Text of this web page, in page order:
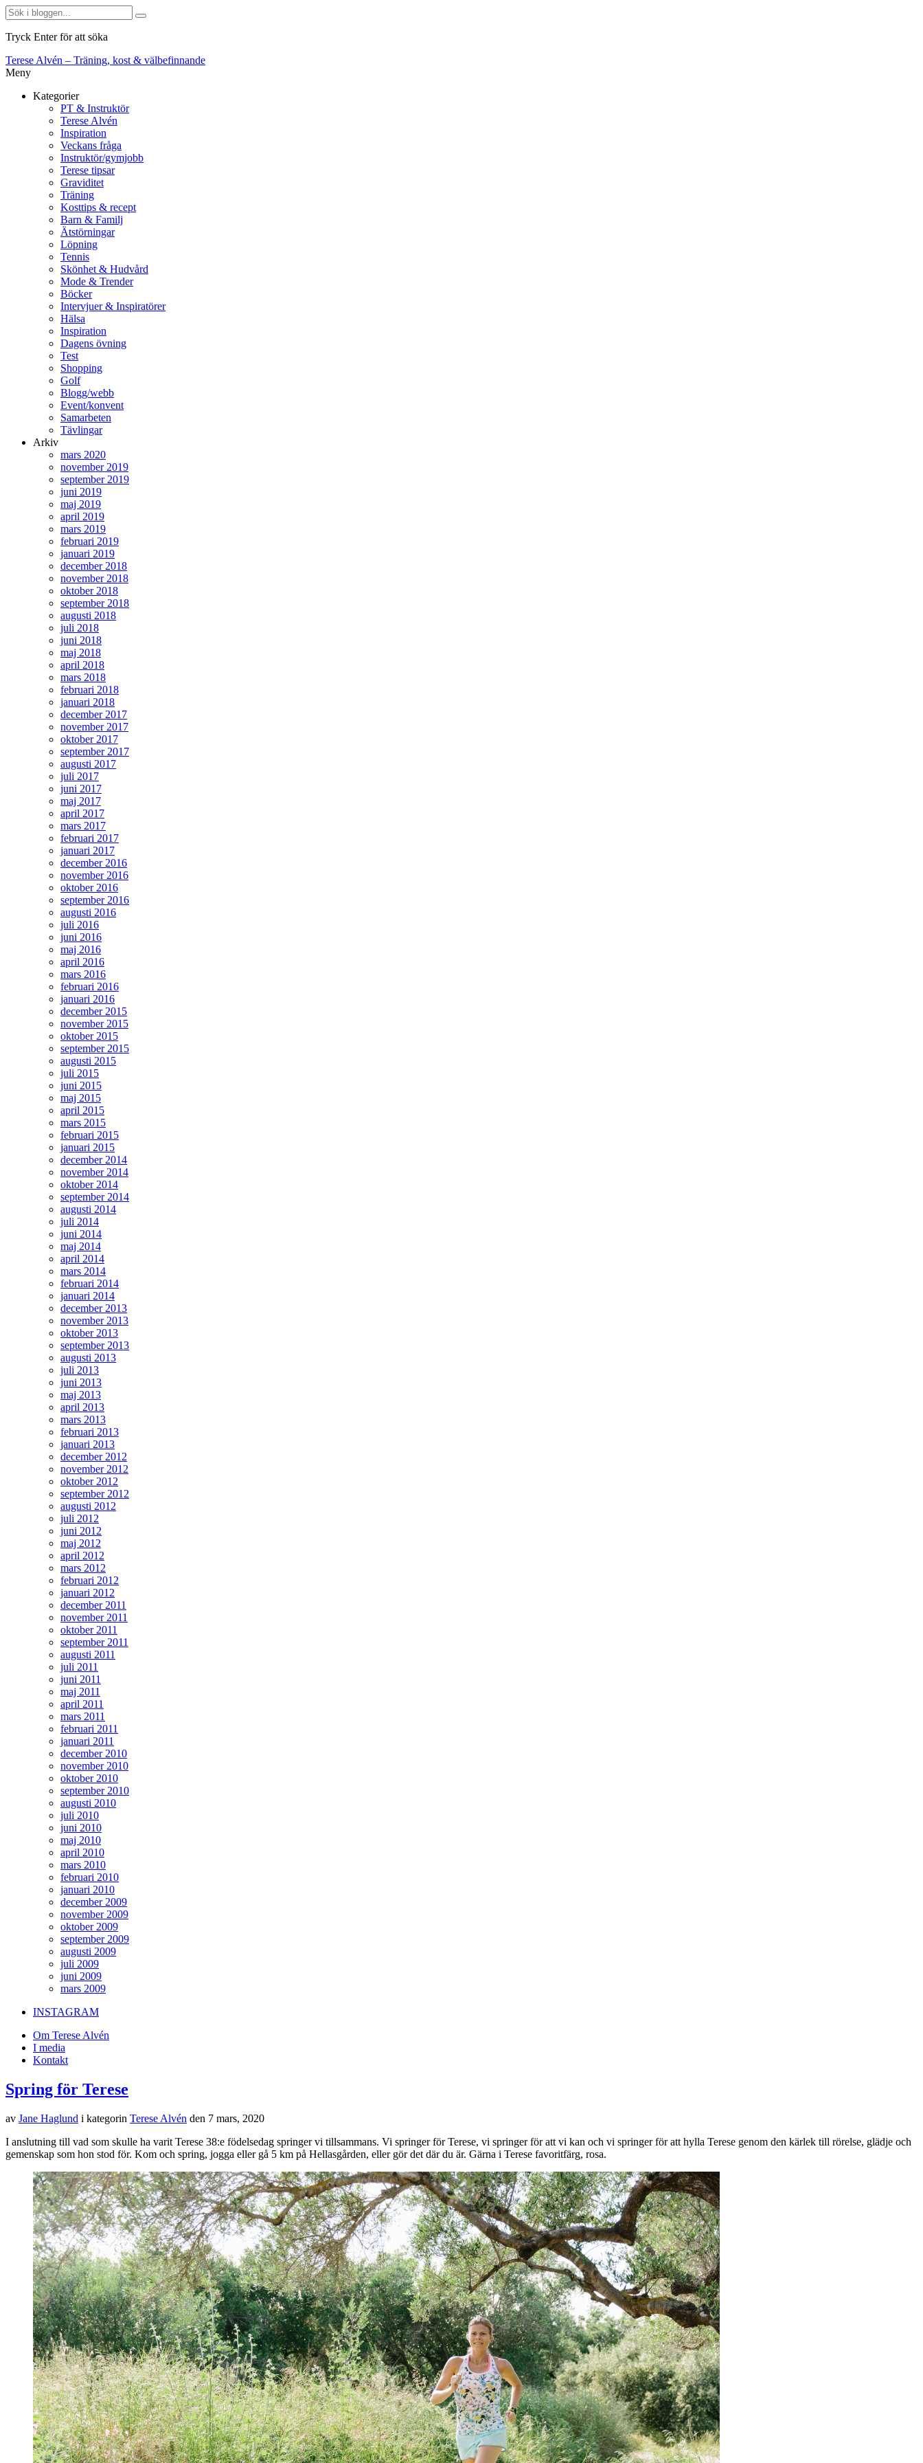
Tryck Enter för att söka
Terese Alvén – Träning, kost & välbefinnande
Meny
Kategorier
PT & Instruktör
Terese Alvén
Inspiration
Veckans fråga
Instruktör/gymjobb
Terese tipsar
Graviditet
Träning
Kosttips & recept
Barn & Familj
Ätstörningar
Löpning
Tennis
Skönhet & Hudvård
Mode & Trender
Böcker
Intervjuer & Inspiratörer
Hälsa
Inspiration
Dagens övning
Test
Shopping
Golf
Blogg/webb
Event/konvent
Samarbeten
Tävlingar
Arkiv
mars 2020
november 2019
september 2019
juni 2019
maj 2019
april 2019
mars 2019
februari 2019
januari 2019
december 2018
november 2018
oktober 2018
september 2018
augusti 2018
juli 2018
juni 2018
maj 2018
april 2018
mars 2018
februari 2018
januari 2018
december 2017
november 2017
oktober 2017
september 2017
augusti 2017
juli 2017
juni 2017
maj 2017
april 2017
mars 2017
februari 2017
januari 2017
december 2016
november 2016
oktober 2016
september 2016
augusti 2016
juli 2016
juni 2016
maj 2016
april 2016
mars 2016
februari 2016
januari 2016
december 2015
november 2015
oktober 2015
september 2015
augusti 2015
juli 2015
juni 2015
maj 2015
april 2015
mars 2015
februari 2015
januari 2015
december 2014
november 2014
oktober 2014
september 2014
augusti 2014
juli 2014
juni 2014
maj 2014
april 2014
mars 2014
februari 2014
januari 2014
december 2013
november 2013
oktober 2013
september 2013
augusti 2013
juli 2013
juni 2013
maj 2013
april 2013
mars 2013
februari 2013
januari 2013
december 2012
november 2012
oktober 2012
september 2012
augusti 2012
juli 2012
juni 2012
maj 2012
april 2012
mars 2012
februari 2012
januari 2012
december 2011
november 2011
oktober 2011
september 2011
augusti 2011
juli 2011
juni 2011
maj 2011
april 2011
mars 2011
februari 2011
januari 2011
december 2010
november 2010
oktober 2010
september 2010
augusti 2010
juli 2010
juni 2010
maj 2010
april 2010
mars 2010
februari 2010
januari 2010
december 2009
november 2009
oktober 2009
september 2009
augusti 2009
juli 2009
juni 2009
mars 2009
INSTAGRAM
Om Terese Alvén
I media
Kontakt
Spring för Terese
av Jane Haglund i kategorin Terese Alvén den 7 mars, 2020
I anslutning till vad som skulle ha varit Terese 38:e födelsedag springer vi tillsammans. Vi springer för Terese, vi springer för att vi kan och vi springer för att hylla Terese genom den kärlek till rörelse, glädje och
gemenskap som hon stod för. Kom och spring, jogga eller gå 5 km på Hellasgården, eller gör det där du är. Gärna i Terese favoritfärg, rosa.